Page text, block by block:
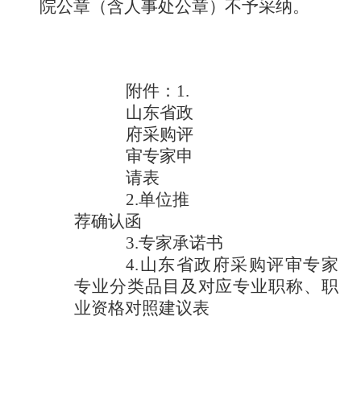
院公章 （含人事处公章） 不予采纳。
附件： 1.
山东省政
府采购评
审专家申
请表
2.单位推
荐确认函
3.专家承诺书
4.山东省政府采购评审专家
专业分类品目及对应专业职称、职
业资格对照建议表